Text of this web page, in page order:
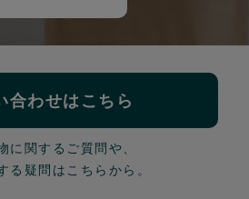
合わせはこちら
に関するご質問や、
る疑問はこちらから。